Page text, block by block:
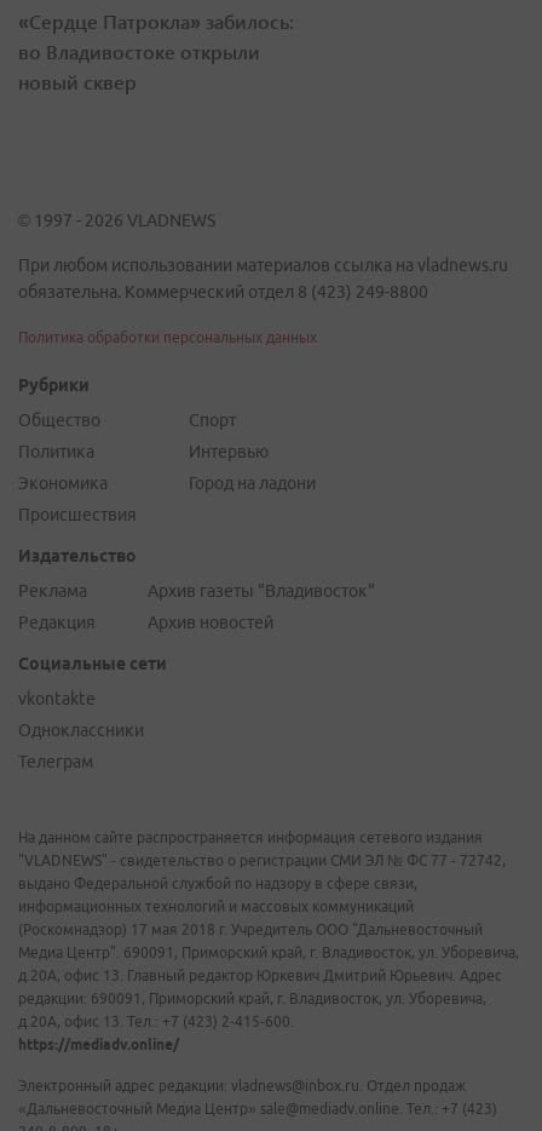
«Сердце Патрокла» забилось:
во Владивостоке открыли
новый сквер
© 1997 - 2026 VLADNEWS
При любом использовании материалов ссылка на vladnews.ru
обязательна. Коммерческий отдел 8 (423) 249-8800
Политика обработки персональных данных
Рубрики
Общество
Политика
Экономика
Происшествия
Спорт
Интервью
Город на ладони
Издательство
Реклама
Редакция
Архив газеты "Владивосток"
Архив новостей
Социальные сети
vkontakte
Одноклассники
Телеграм
На данном сайте распространяется информация сетевого издания
"VLADNEWS" - свидетельство о регистрации СМИ ЭЛ № ФС 77 - 72742,
выдано Федеральной службой по надзору в сфере связи,
информационных технологий и массовых коммуникаций
(Роскомнадзор) 17 мая 2018 г. Учредитель ООО "Дальневосточный
Медиа Центр". 690091, Приморский край, г. Владивосток, ул. Уборевича,
д.20А, офис 13. Главный редактор Юркевич Дмитрий Юрьевич. Адрес
редакции: 690091, Приморский край, г. Владивосток, ул. Уборевича,
д.20А, офис 13. Тел.: +7 (423) 2-415-600.
https://mediadv.online/
Электронный адрес редакции: vladnews@inbox.ru. Отдел продаж
«Дальневосточный Медиа Центр» sale@mediadv.online. Тел.: +7 (423)